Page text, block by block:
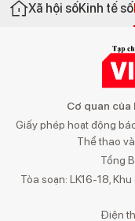
Xã hội sốKinh tế số
Cơ quan của
Giấy phép hoạt động
Thể thao
Tổng
Tòa soạn: LK16-18,
Điện